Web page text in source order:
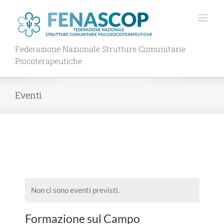
contenuto
Federazione Nazionale Strutture Comunitarie
Psicoterapeutiche
Eventi
Non ci sono eventi previsti.
Formazione sul Campo